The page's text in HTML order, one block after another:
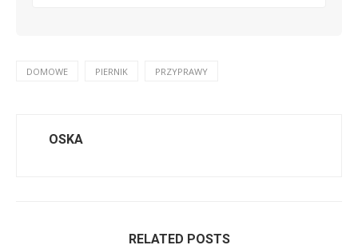
DOMOWE PIERNIK PRZYPRAWY
OSKA
RELATED POSTS